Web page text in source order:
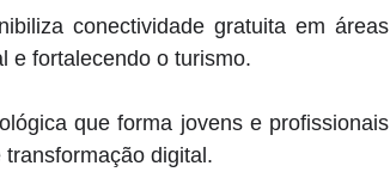
conectividade gratuita em áreas
e fortalecendo o turismo.
que forma jovens e profissionais
digital.